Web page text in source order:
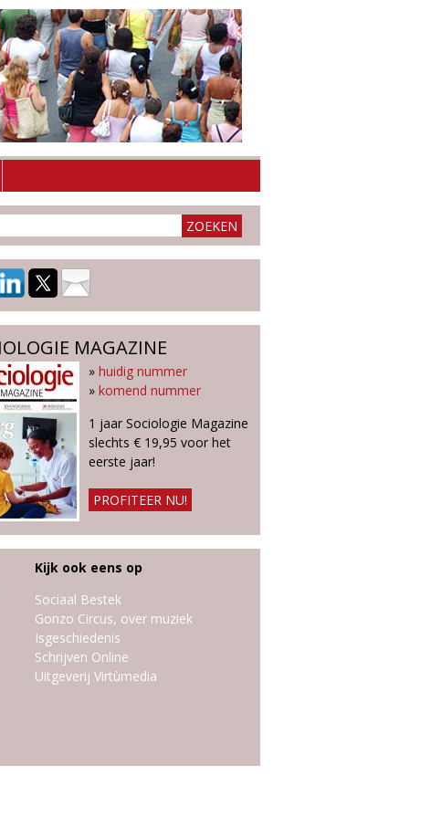
MAGAZINE
» huidig nummer
» komend nummer
1 jaar Sociologie Magazine
slechts € 19,95 voor het
eerste jaar!
PROFITEER NU!
Kijk ook eens op
Sociaal Bestek
Gonzo Circus, over muziek
Isgeschiedenis
Schrijven Online
Uitgeverij Virtùmedia